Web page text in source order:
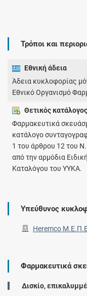
Τρόποι και
Εθνική άδεια
Άδεια κυκλοφορίας
Εθνικό Οργανισμό
Θετικός κατάλογος
Φαρμακευτικά
κατάλογο
1 του άρθρου 12 του
από την αρμόδια
Καταλόγου του ΥΥΚΑ.
Υπεύθυνος
Heremco
Φαρμακευτικά
Δισκίο,